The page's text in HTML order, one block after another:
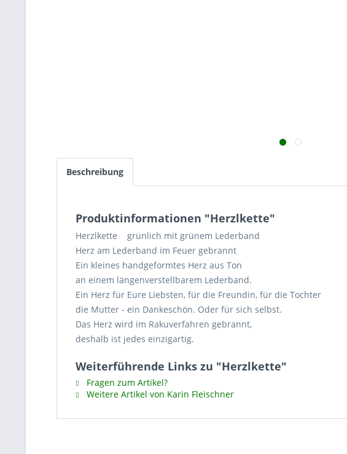
Beschreibung
Produktinformationen "Herzlkette"
Herzlkette grünlich mit grünem Lederband
Herz am Lederband im Feuer gebrannt
Ein kleines handgeformtes Herz aus Ton
an einem längenverstellbarem Lederband.
Ein Herz für Eure Liebsten, für die Freundin, für die Tochter
die Mutter - ein Dankeschön. Oder für sich selbst.
Das Herz wird im Rakuverfahren gebrannt,
deshalb ist jedes einzigartig.
Weiterführende Links zu "Herzlkette"
Fragen zum Artikel?
Weitere Artikel von Karin Fleischner